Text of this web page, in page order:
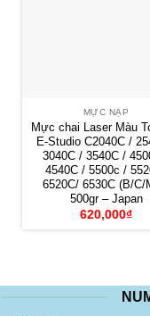
MỰC NẠP
Mực chai Laser Màu
E-Studio C2040C /
3040C / 3540C /
4540C / 5500c /
6520C/ 6530C (B/C/
500gr – Japan
620,000₫